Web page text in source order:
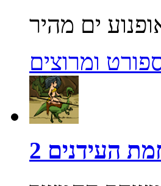
ומרוצים
העידנים 2